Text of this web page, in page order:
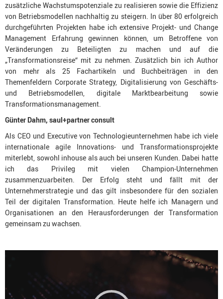
zusätzliche Wachstumspotenziale zu realisieren sowie die Effizienz
von Betriebsmodellen nachhaltig zu steigern. In über 80 erfolgreich
durchgeführten Projekten habe ich extensive Projekt- und Change
Management Erfahrung gewinnen können, um Betroffene von
Veränderungen zu Beteiligten zu machen und auf die
„Transformationsreise“ mit zu nehmen. Zusätzlich bin ich Author
von mehr als 25 Fachartikeln und Buchbeiträgen in den
Themenfeldern Corporate Strategy, Digitalisierung von Geschäfts-
und Betriebsmodellen, digitale Marktbearbeitung sowie
Transformationsmanagement.
Günter Dahm, saul+partner consult
Als CEO und Executive von Technologieunternehmen habe ich viele
internationale agile Innovations- und Transformationsprojekte
miterlebt, sowohl inhouse als auch bei unseren Kunden. Dabei hatte
ich das Privileg mit vielen Champion-Unternehmen
zusammenzuarbeiten. Der Erfolg steht und fällt mit der
Unternehmerstrategie und das gilt insbesondere für den sozialen
Teil der digitalen Transformation. Heute helfe ich Managern und
Organisationen an den Herausforderungen der Transformation
gemeinsam zu wachsen.